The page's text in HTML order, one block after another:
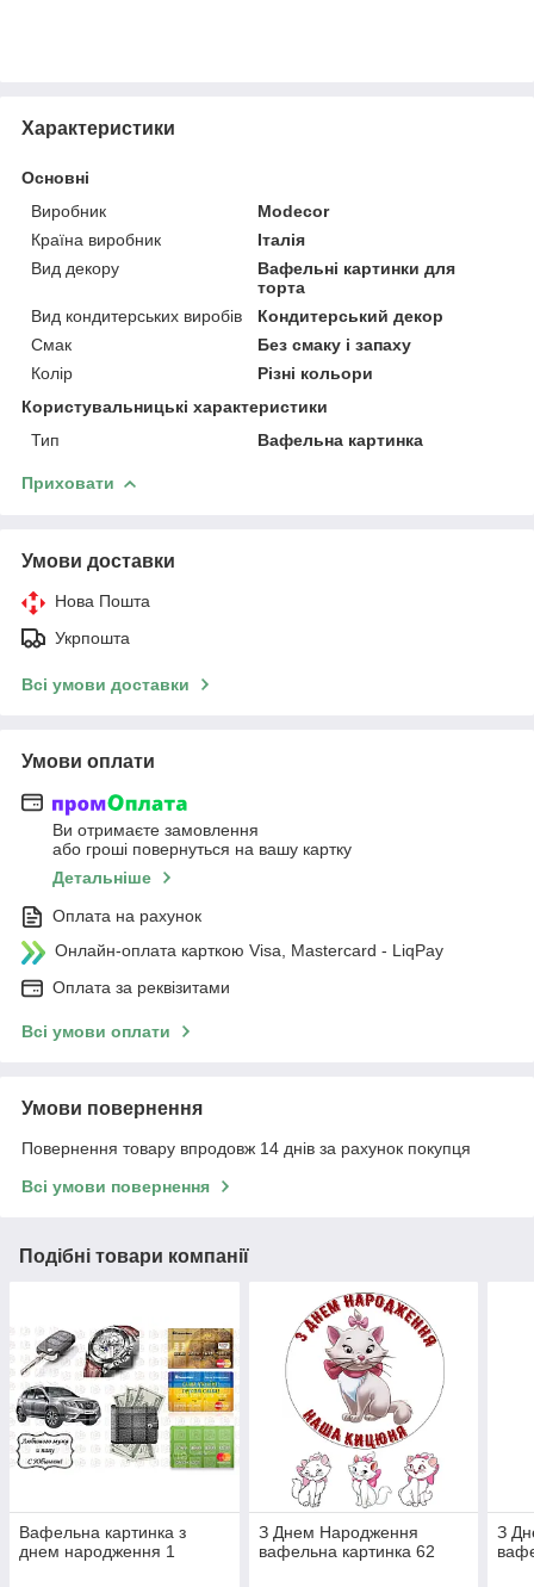
Характеристики
Основні
Виробник
Modecor
Країна виробник
Італія
Вид декору
Вафельні картинки для
торта
Вид кондитерських виробів
Кондитерський декор
Смак
Без смаку і запаху
Колір
Різні кольори
Користувальницькі характеристики
Тип
Вафельна картинка
Приховати
Умови доставки
Нова Пошта
Укрпошта
Всі умови доставки
Умови оплати
Ви отримаєте замовлення
або гроші повернуться на вашу картку
Детальніше
Оплата на рахунок
Онлайн-оплата карткою Visa, Mastercard - LiqPay
Оплата за реквізитами
Всі умови оплати
Умови повернення
Повернення товару впродовж 14 днів за рахунок покупця
Всі умови повернення
Подібні товари компанії
Вафельна картинка з
днем народження 1
З Днем Народження
вафельна картинка 62
З